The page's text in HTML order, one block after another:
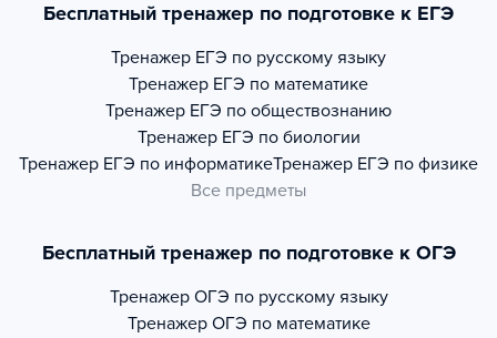
Бесплатный тренажер по подготовке к ЕГЭ
Тренажер ЕГЭ по русскому языку
Тренажер ЕГЭ по математике
Тренажер ЕГЭ по обществознанию
Тренажер ЕГЭ по биологии
Тренажер ЕГЭ по информатикеТренажер ЕГЭ по физике
Все предметы
Бесплатный тренажер по подготовке к ОГЭ
Тренажер ОГЭ по русскому языку
Тренажер ОГЭ по математике